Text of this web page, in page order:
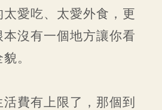
愛吃、太愛外食，更
沒有一個地方讓你看
。
費有上限了，那個到